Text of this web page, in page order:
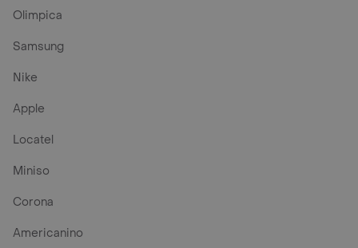
Olimpica
Samsung
Nike
Apple
Locatel
Miniso
Corona
Americanino